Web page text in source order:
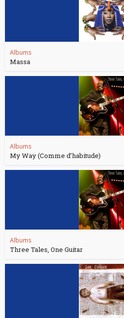
Albums
Massa
Albums
My Way (Comme d’habitude)
Albums
Three Tales, One Guitar